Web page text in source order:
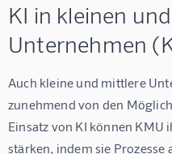
KI in kleinen
Unternehmen
Auch kleine und mittlere
zunehmend von den
Einsatz von KI können
stärken, indem sie Prozesse